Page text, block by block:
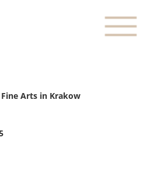
Arts in Krakow